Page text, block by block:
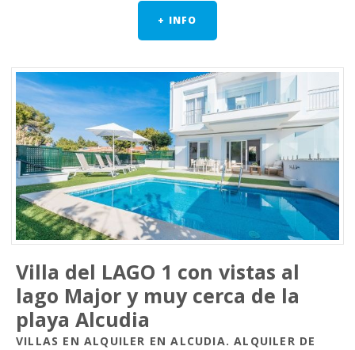
+ INFO
Villa del LAGO 1 con vistas al
lago Major y muy cerca de la
playa Alcudia
VILLAS EN ALQUILER EN ALCUDIA. ALQUILER DE